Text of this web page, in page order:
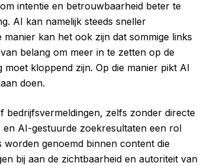
intentie en betrouwbaarheid beter te
AI kan namelijk steeds sneller
kan het ook zijn dat sommige links
belang om meer in te zetten op de
kloppend zijn. Op die manier pikt AI
doen.
bedrijfsvermeldingen, zelfs zonder directe
en AI-gestuurde zoekresultaten een rol
genoemd binnen content die
bij aan de zichtbaarheid en autoriteit van